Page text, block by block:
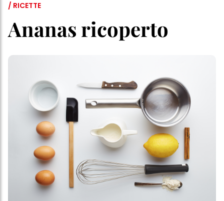
/ RICETTE
Ananas ricoperto